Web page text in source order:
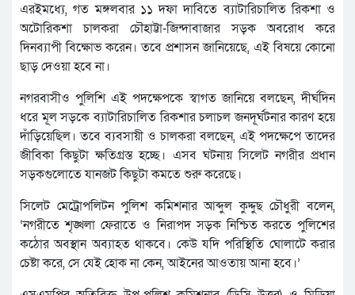
এরইমধ্যে, গত মঙ্গলবার ১১ দফা দাবিতে ব্যাটারিচালিত রিকশা ও
অটোরিকশা চালকরা চৌহাট্টা-জিন্দাবাজার সড়ক অবরোধ করে
দিনব্যাপী বিক্ষোভ করেন। তবে প্রশাসন জানিয়েছে, এই বিষয়ে কোনো
ছাড় দেওয়া হবে না।
নগরবাসীও পুলিশি এই পদক্ষেপকে স্বাগত জানিয়ে বলছেন, দীর্ঘদিন
ধরে মূল সড়কে ব্যাটারিচালিত রিকশার চলাচল জনদূর্ঘটনার কারণ হয়ে
দাঁড়িয়েছিল। তবে ব্যবসায়ী ও চালকরা বলছেন, এই পদক্ষেপে তাদের
জীবিকা কিছুটা ক্ষতিগ্রস্ত হচ্ছে। এসব ঘটনায় সিলেট নগরীর প্রধান
সড়কগুলোতে যানজট কিছুটা কমতে শুরু করেছে।
সিলেট মেট্রোপলিটন পুলিশ কমিশনার আব্দুল কুদ্দুছ চৌধুরী বলেন,
‘নগরীতে শৃঙ্খলা ফেরাতে ও নিরাপদ সড়ক নিশ্চিত করতে পুলিশের
কঠোর অবস্থান অব্যাহত থাকবে। কেউ যদি পরিস্থিতি ঘোলাটে করার
চেষ্টা করে, সে যেই হোক না কেন, আইনের আওতায় আনা হবে।’